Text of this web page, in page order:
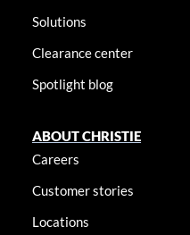
Solutions
Clearance center
Spotlight blog
ABOUT CHRISTIE
Careers
Customer stories
Locations